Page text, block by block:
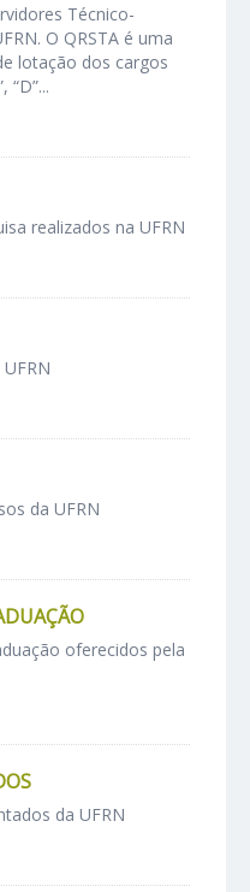
Técnico-
O QRSTA é uma
lotação dos cargos
“D”...
realizados na UFRN
da UFRN
oferecidos pela
da UFRN